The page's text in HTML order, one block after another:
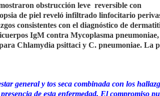
obstrucción leve reversible con
de piel reveló infiltrado linfocitario
consistentes con el diagnóstico de
IgM contra Mycoplasma pneumoniae,
Chlamydia psittaci y C. pneumoniae. La
general y tos seca combinada con los
de esta enfermedad. El compromiso